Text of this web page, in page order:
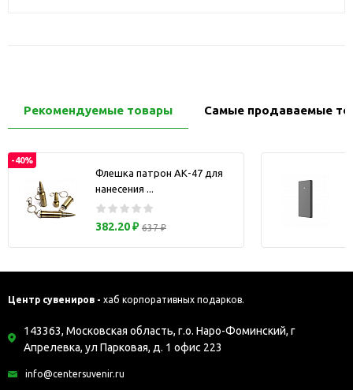
Рекомендуемые товары Самые продаваемые
-40%
Флешка патрон АК-47 для
нанесения ...
382.20 ₽ 637 ₽
Центр сувениров - хаб корпоративных подарков.
143363, Московская область, г.о. Наро-Фоминский, г
Апрелевка, ул Парковая, д. 1 офис 223
info@centersuvenir.ru